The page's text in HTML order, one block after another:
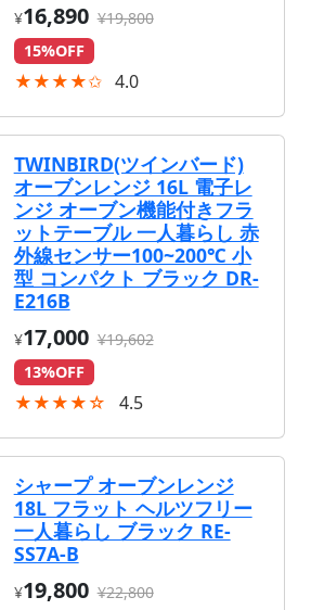
¥16,890 ¥19,800
15%OFF
★★★★✩ 4.0
TWINBIRD(ツインバード)
オーブンレンジ 16L 電子レ
ンジ オーブン機能付きフラ
ットテーブル 一人暮らし 赤
外線センサー100~200℃ 小
型 コンパクト ブラック DR-
E216B
¥17,000 ¥19,602
13%OFF
★★★★☆ 4.5
シャープ オーブンレンジ
18L フラット ヘルツフリー
一人暮らし ブラック RE-
SS7A-B
¥19,800 ¥22,800